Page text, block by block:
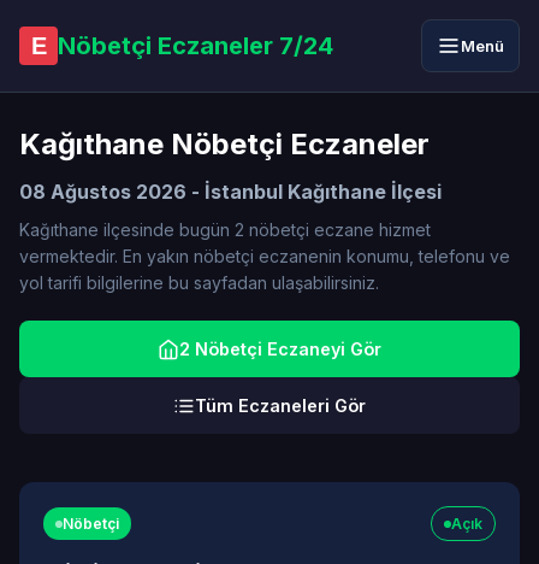
E Nöbetçi Eczaneler 7/24 Menü
Kağıthane Nöbetçi Eczaneler
08 Ağustos 2026 - İstanbul Kağıthane İlçesi
Kağıthane ilçesinde bugün 2 nöbetçi eczane hizmet
vermektedir. En yakın nöbetçi eczanenin konumu, telefonu ve
yol tarifi bilgilerine bu sayfadan ulaşabilirsiniz.
2 Nöbetçi Eczaneyi Gör
Tüm Eczaneleri Gör
Nöbetçi Açık